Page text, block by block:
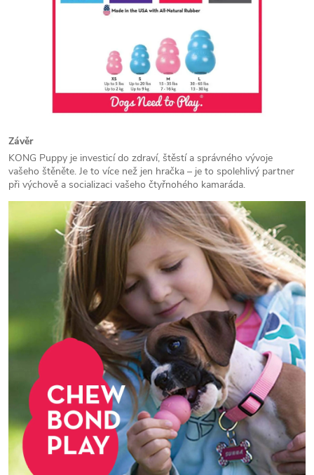
Závěr
KONG Puppy je investicí do zdraví, štěstí a správného vývoje
vašeho štěněte. Je to více než jen hračka – je to spolehlivý partner
při výchově a socializaci vašeho čtyřnohého kamaráda.